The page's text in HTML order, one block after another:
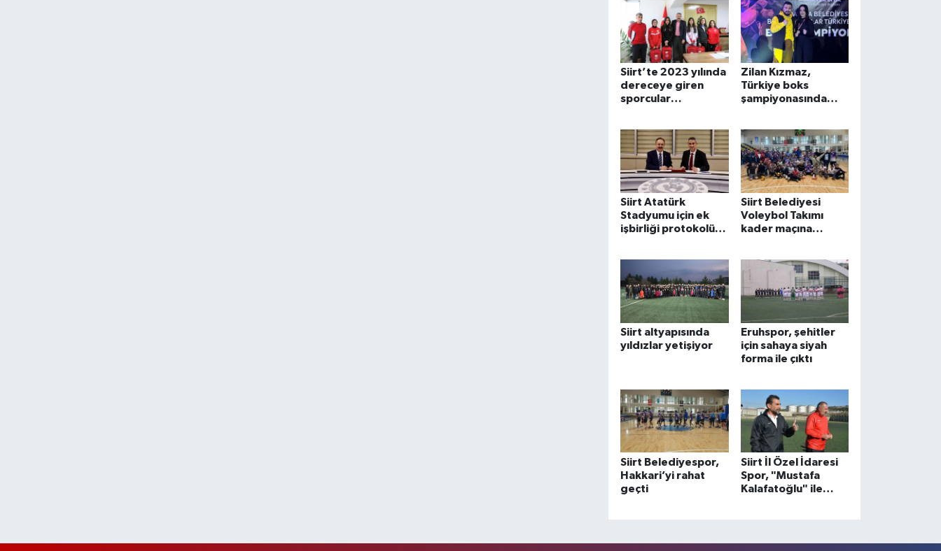
taçlandırmak istiyor
Siirt’te 2023 yılında
dereceye giren
sporcular
Zilan Kızmaz,
Türkiye boks
şampiyonasında
Siirt Atatürk
Stadyumu için ek
işbirliği protokolü
Siirt Belediyesi
Voleybol Takımı
kader maçına
Siirt altyapısında
yıldızlar yetişiyor
Eruhspor, şehitler
için sahaya siyah
forma ile çıktı
Siirt Belediyespor,
Hakkari’yi rahat
geçti
Siirt İl Özel İdaresi
Spor, "Mustafa
Kalafatoğlu" ile